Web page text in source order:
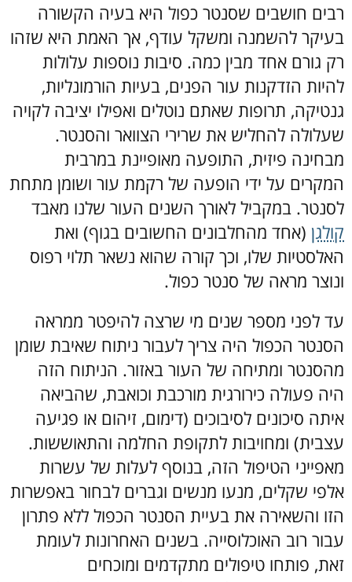
רבים חושבים שסנטר כפול היא בעיה הקשורה
בעיקר להשמנה ומשקל עודף, אך האמת היא שזהו
רק גורם אחד מבין כמה. סיבות נוספות עלולות
להיות הזדקנות עור הפנים, בעיות הורמונליות,
גנטיקה, תרופות שאתם נוטלים ואפילו יציבה לקויה
שעלולה להחליש את שרירי הצוואר והסנטר.
מבחינה פיזית, התופעה מאופיינת במרבית
המקרים על ידי הופעה של רקמת עור ושומן מתחת
לסנטר. במקביל לאורך השנים העור שלנו מאבד
קולגן (אחד מהחלבונים החשובים בגוף) ואת
האלסטיות שלו, וכך קורה שהוא נשאר תלוי רפוס
ונוצר מראה של סנטר כפול.
עד לפני מספר שנים מי שרצה להיפטר ממראה
הסנטר הכפול היה צריך לעבור ניתוח שאיבת שומן
מהסנטר ומתיחה של העור באזור. הניתוח הזה
היה פעולה כירורגית מורכבת וכואבת, שהביאה
איתה סיכונים לסיבוכים (דימום, זיהום או פגיעה
עצבית) ומחויבות לתקופת החלמה והתאוששות.
מאפייני הטיפול הזה, בנוסף לעלות של עשרות
אלפי שקלים, מנעו מנשים וגברים לבחור באפשרות
הזו והשאירה את בעיית הסנטר הכפול ללא פתרון
עבור רוב האוכלוסייה. בשנים האחרונות לעומת
זאת, פותחו טיפולים מתקדמים ומוכחים